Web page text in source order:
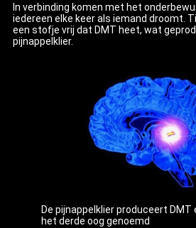
In verbinding komen met het
iedereen elke keer als iemand droomt.
een stofje vrij dat DMT heet, wat
pijnappelklier.
De pijnappelklier produceert DMT
het derde oog genoemd